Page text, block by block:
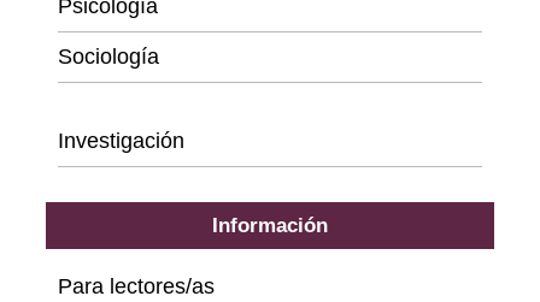
Psicología
Sociología
Investigación
Información
Para lectores/as